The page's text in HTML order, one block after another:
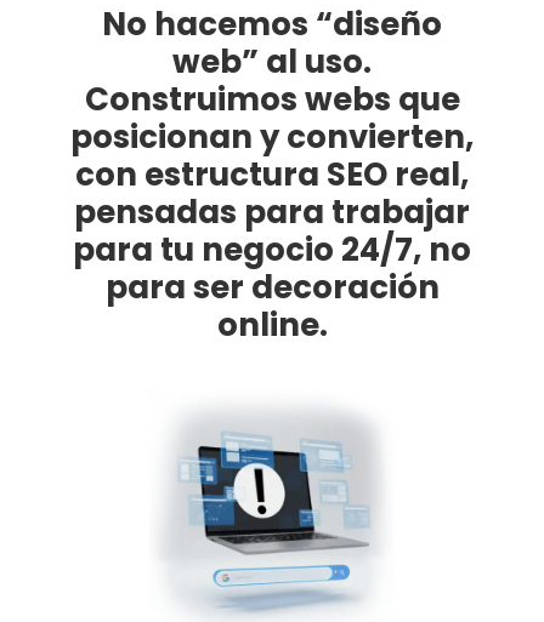
No hacemos “diseño
web” al uso.
Construimos webs que
posicionan y convierten,
con estructura SEO real,
pensadas para trabajar
para tu negocio 24/7, no
para ser decoración
online.